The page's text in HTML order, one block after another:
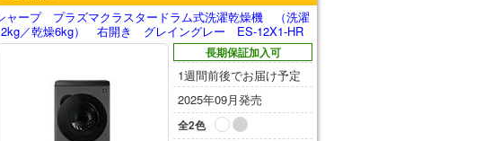
ャープ プラズマクラスタードラム式洗濯乾燥機 （洗濯
／乾燥6kg） 右開き グレイングレー ES-12X1-HR
長期保証加入可
1週間前後でお届け予定
2025年09月発売
全2色